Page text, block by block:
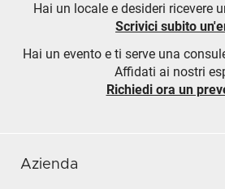
Hai un locale e desideri ricevere
Scrivici subito
Hai un evento e ti serve una
Affidati ai nostri
Richiedi ora un
Azienda